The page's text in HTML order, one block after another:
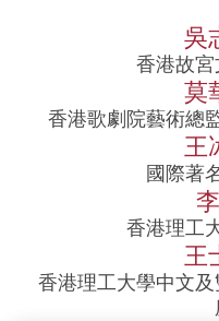
吳
香港故
莫
香港歌劇院藝術總
王
國際著
香港理工
王
香港理工大學中文